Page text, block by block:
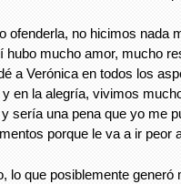
ofenderla, no hicimos nada
hubo mucho amor, mucho
a Verónica en todos los
y en la alegría, vivimos
sería una pena que yo me
porque le va a ir peor
lo que posiblemente generó